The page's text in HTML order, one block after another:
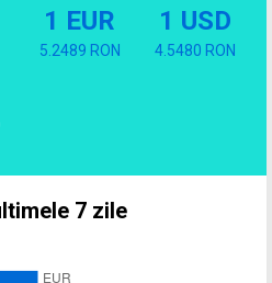
1 EUR
5.2489 RON
1 USD
4.5480 RON
7 zile